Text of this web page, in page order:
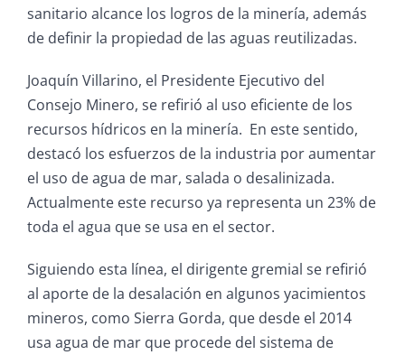
sanitario alcance los logros de la minería, además
de definir la propiedad de las aguas reutilizadas.
Joaquín Villarino, el Presidente Ejecutivo del
Consejo Minero, se refirió al uso eficiente de los
recursos hídricos en la minería. En este sentido,
destacó los esfuerzos de la industria por aumentar
el uso de agua de mar, salada o desalinizada.
Actualmente este recurso ya representa un 23% de
toda el agua que se usa en el sector.
Siguiendo esta línea, el dirigente gremial se refirió
al aporte de la desalación en algunos yacimientos
mineros, como Sierra Gorda, que desde el 2014
usa agua de mar que procede del sistema de